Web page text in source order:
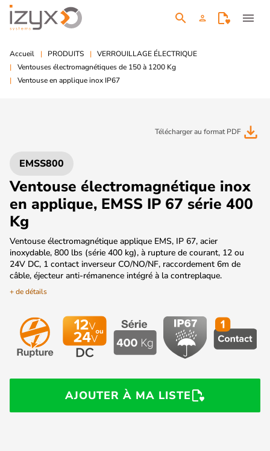
search person menu
Accueil PRODUITS
VERROUILLAGE ÉLECTRIQUE
Ventouses électromagnétiques de 150 à 1200 Kg
Ventouse en applique inox IP67
Télécharger au format PDF file_download
EMSS800
Ventouse électromagnétique inox
en applique, EMSS IP 67 série 400
Kg
Ventouse électromagnétique applique EMS, IP 67, acier
inoxydable, 800 lbs (série 400 kg), à rupture de courant, 12 ou
24V DC, 1 contact inverseur CO/NO/NF, raccordement 6m de
câble, éjecteur anti-rémanence intégré à la contreplaque.
+ de détails
AJOUTER À MA LISTE